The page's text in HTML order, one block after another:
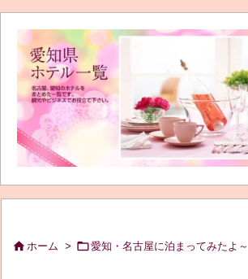
ホーム > 愛知・名古屋に泊まってみたよ～